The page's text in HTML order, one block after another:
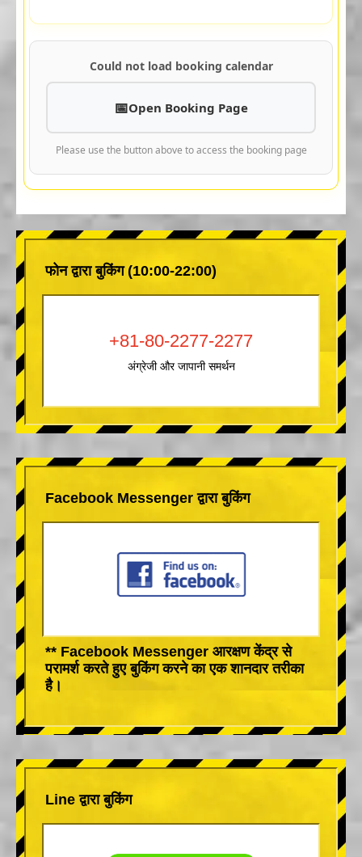
Could not load booking calendar
Open Booking Page
Please use the button above to access the booking page
फोन द्वारा बुकिंग (10:00-22:00)
+81-80-2277-2277
अंग्रेजी और जापानी समर्थन
Facebook Messenger द्वारा बुकिंग
** Facebook Messenger आरक्षण केंद्र से
परामर्श करते हुए बुकिंग करने का एक शानदार तरीका
है।
Line द्वारा बुकिंग